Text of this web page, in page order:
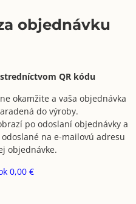
objednávku
QR kódu
okamžite a vaša objednávka
do výroby.
po odoslaní objednávky a
na e-mailovú adresu
objednávke.
0,00 €